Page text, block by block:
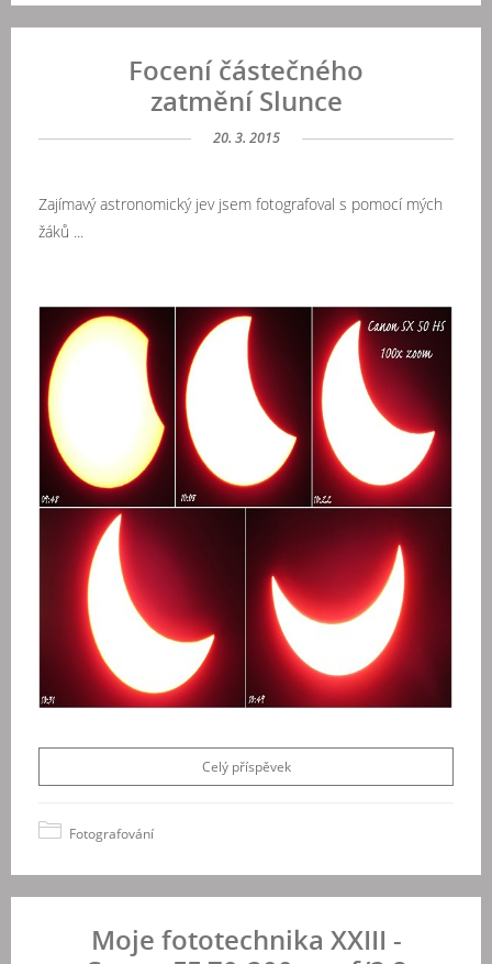
Focení částečného
zatmění Slunce
20. 3. 2015
Zajímavý astronomický jev jsem fotografoval s pomocí mých
žáků ...
Celý příspěvek
Fotografování
Moje fototechnika XXIII -